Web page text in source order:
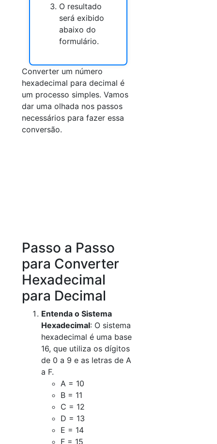
O resultado
será exibido
abaixo do
formulário.
Converter um número
hexadecimal para decimal é
um processo simples. Vamos
dar uma olhada nos passos
necessários para fazer essa
conversão.
Passo a Passo
para Converter
Hexadecimal
para Decimal
Entenda o Sistema
Hexadecimal: O sistema
hexadecimal é uma base
16, que utiliza os dígitos
de 0 a 9 e as letras de A
a F.
A = 10
B = 11
C = 12
D = 13
E = 14
F = 15